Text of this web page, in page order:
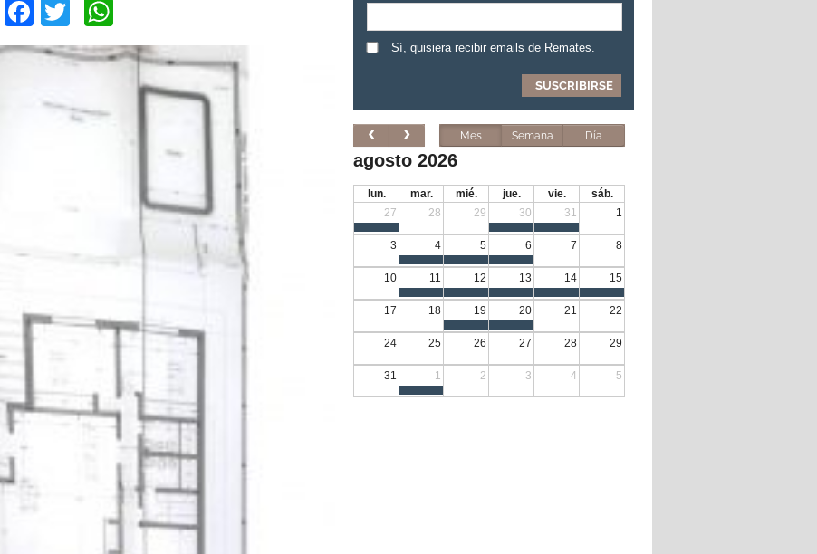
Facebook
Twitter
Sí, quisiera recibir emails de Remates.
Mes Semana Día
agosto 2026
lun. mar. mié. jue. vie.
sáb.
27
28 29 30 31 1
3 4 5 6 7 8
10 11 12 13 14 15
17 18 19 20 21 22
24 25 26 27 28 29
31 1 2 3 4 5